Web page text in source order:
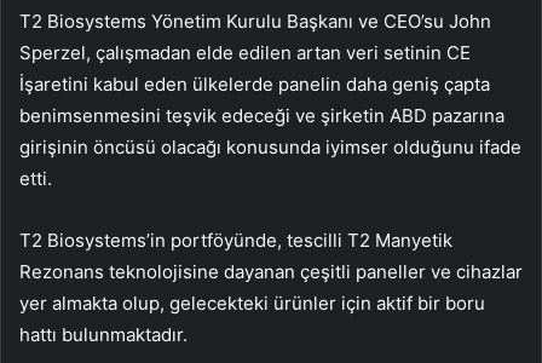
T2 Biosystems Yönetim Kurulu Başkanı ve CEO’su John
Sperzel, çalışmadan elde edilen artan veri setinin CE
İşaretini kabul eden ülkelerde panelin daha geniş çapta
benimsenmesini teşvik edeceği ve şirketin ABD pazarına
girişinin öncüsü olacağı konusunda iyimser olduğunu ifade
etti.
T2 Biosystems’in portföyünde, tescilli T2 Manyetik
Rezonans teknolojisine dayanan çeşitli paneller ve cihazlar
yer almakta olup, gelecekteki ürünler için aktif bir boru
hattı bulunmaktadır.